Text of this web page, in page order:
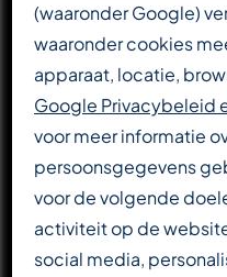
Totaalleverancier voor
DOWNLOAD
LEES VERDER OVER
(waaronder Google)
waaronder cookies
apparaat, locatie,
Google Privacybeleid
voor meer informatie
persoonsgegevens
voor de volgende
activiteit op de
social media,